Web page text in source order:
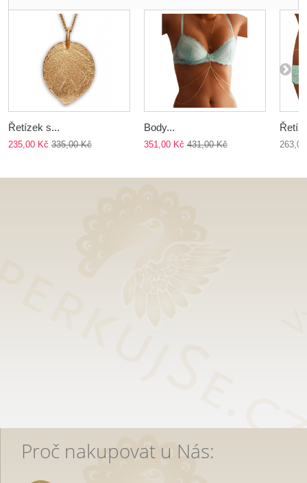
Řetízek s...
235,00 Kč 335,00 Kč
Body...
351,00 Kč 431,00 Kč
Proč nakupovat u Nás: